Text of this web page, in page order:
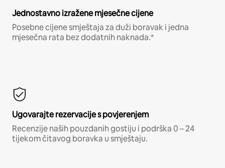
Jednostavno izražene mjesečne cijene
Posebne cijene smještaja za duži boravak i jedna
mjesečna rata bez dodatnih naknada.*
Ugovarajte rezervacije s povjerenjem
Recenzije naših pouzdanih gostiju i podrška 0 – 24
tijekom čitavog boravka u smještaju.